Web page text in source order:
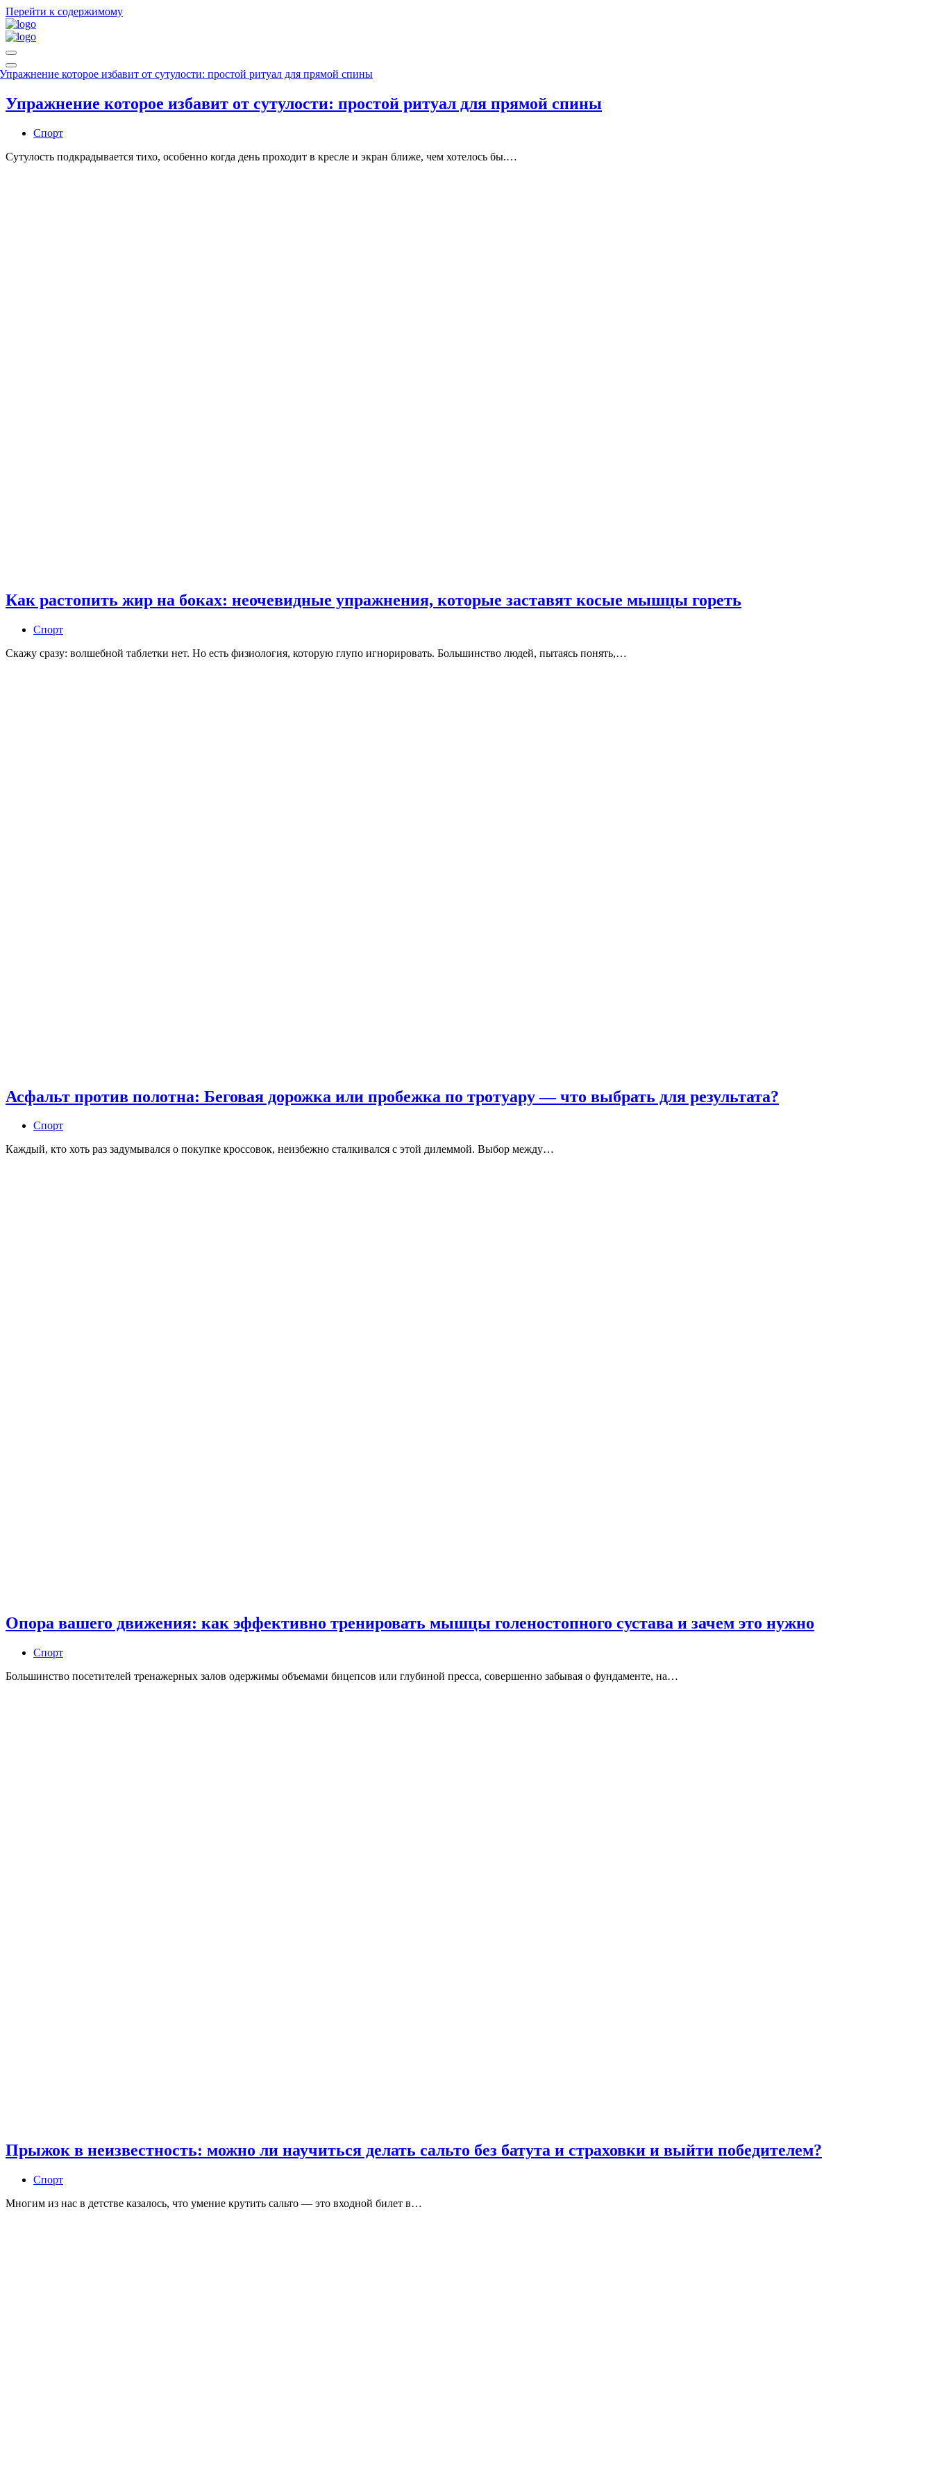
Перейти к содержимому
Меню
навигации
Меню
навигации
Упражнение которое избавит от сутулости: простой ритуал для прямой спины
Спорт
Сутулость подкрадывается тихо, особенно когда день проходит в кресле и экран ближе, чем хотелось бы.…
Как растопить жир на боках: неочевидные упражнения, которые заставят косые мышцы гореть
Спорт
Скажу сразу: волшебной таблетки нет. Но есть физиология, которую глупо игнорировать. Большинство людей, пытаясь понять,…
Асфальт против полотна: Беговая дорожка или пробежка по тротуару — что выбрать для результата?
Спорт
Каждый, кто хоть раз задумывался о покупке кроссовок, неизбежно сталкивался с этой дилеммой. Выбор между…
Опора вашего движения: как эффективно тренировать мышцы голеностопного сустава и зачем это нужно
Спорт
Большинство посетителей тренажерных залов одержимы объемами бицепсов или глубиной пресса, совершенно забывая о фундаменте, на…
Прыжок в неизвестность: можно ли научиться делать сальто без батута и страховки и выйти победителем?
Спорт
Многим из нас в детстве казалось, что умение крутить сальто — это входной билет в…